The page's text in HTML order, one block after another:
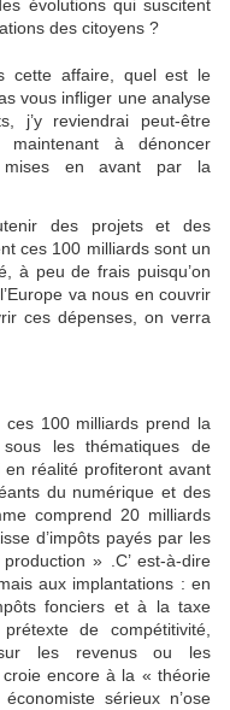
évolutions qui suscitent
des citoyens ?
cette affaire, quel est le
vous infliger une analyse
j’y reviendrai peut-être
à dénoncer
mises en avant par la
des projets et des
ces 100 milliards sont un
à peu de frais puisqu’on
va nous en couvrir
ces dépenses, on verra
100 milliards prend la
les thématiques de
en réalité profiteront avant
du numérique et des
comprend 20 milliards
d’impôts payés par les
» .C’ est-à-dire
aux implantations : en
fonciers et à la taxe
de compétitivité,
les revenus ou les
croie encore à la « théorie
sérieux n’ose